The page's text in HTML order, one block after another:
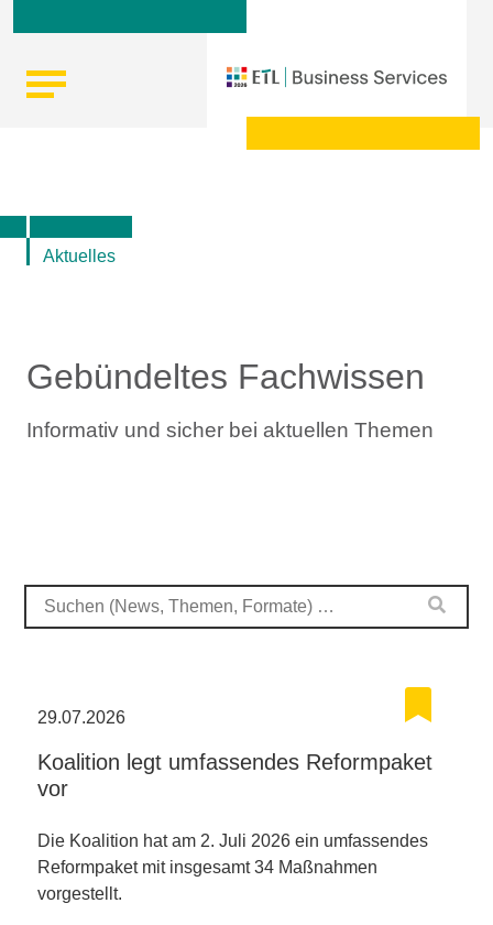
Skip
content
und Recht
Aktuelles
Gebündeltes Fachwissen
Informativ und sicher bei aktuellen Themen
29.07.2026
Koalition legt umfassendes Reformpaket
vor
Die Koalition hat am 2. Juli 2026 ein umfassendes
Reformpaket mit insgesamt 34 Maßnahmen
vorgestellt.